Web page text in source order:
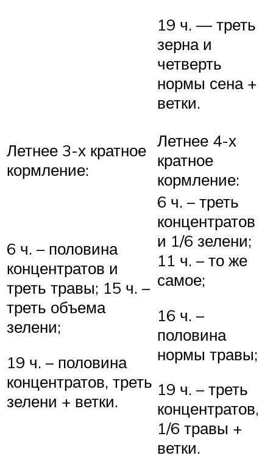
19 ч. — треть
зерна и
четверть
нормы сена +
ветки.
Летнее 3-х кратное
кормление:
Летнее 4-х
кратное
кормление:
6 ч. – половина
концентратов и
треть травы; 15 ч. –
треть объема
зелени;
19 ч. – половина
концентратов, треть
зелени + ветки.
6 ч. – треть
концентратов
и 1/6 зелени;
11 ч. – то же
самое;
16 ч. –
половина
нормы травы;
19 ч. – треть
концентратов,
1/6 травы +
ветки.